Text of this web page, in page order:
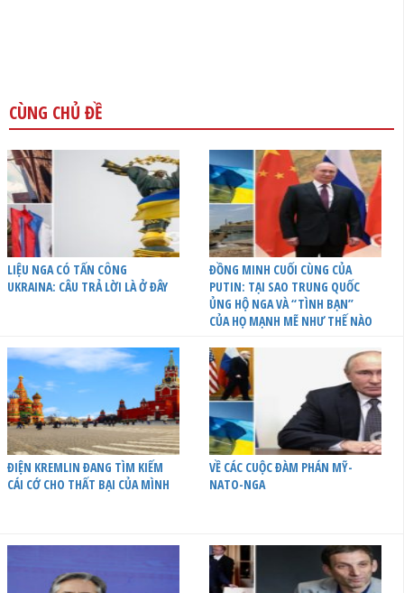
CÙNG CHỦ ĐỀ
LIỆU NGA CÓ TẤN CÔNG
UKRAINA: CÂU TRẢ LỜI LÀ Ở ĐÂY
ĐỒNG MINH CUỐI CÙNG CỦA
PUTIN: TẠI SAO TRUNG QUỐC
ỦNG HỘ NGA VÀ “TÌNH BẠN”
CỦA HỌ MẠNH MẼ NHƯ THẾ NÀO
ĐIỆN KREMLIN ĐANG TÌM KIẾM
CÁI CỚ CHO THẤT BẠI CỦA MÌNH
VỀ CÁC CUỘC ĐÀM PHÁN MỸ-
NATO-NGA